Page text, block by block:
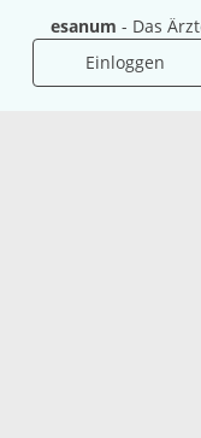
esanum - Das
Einloggen
International